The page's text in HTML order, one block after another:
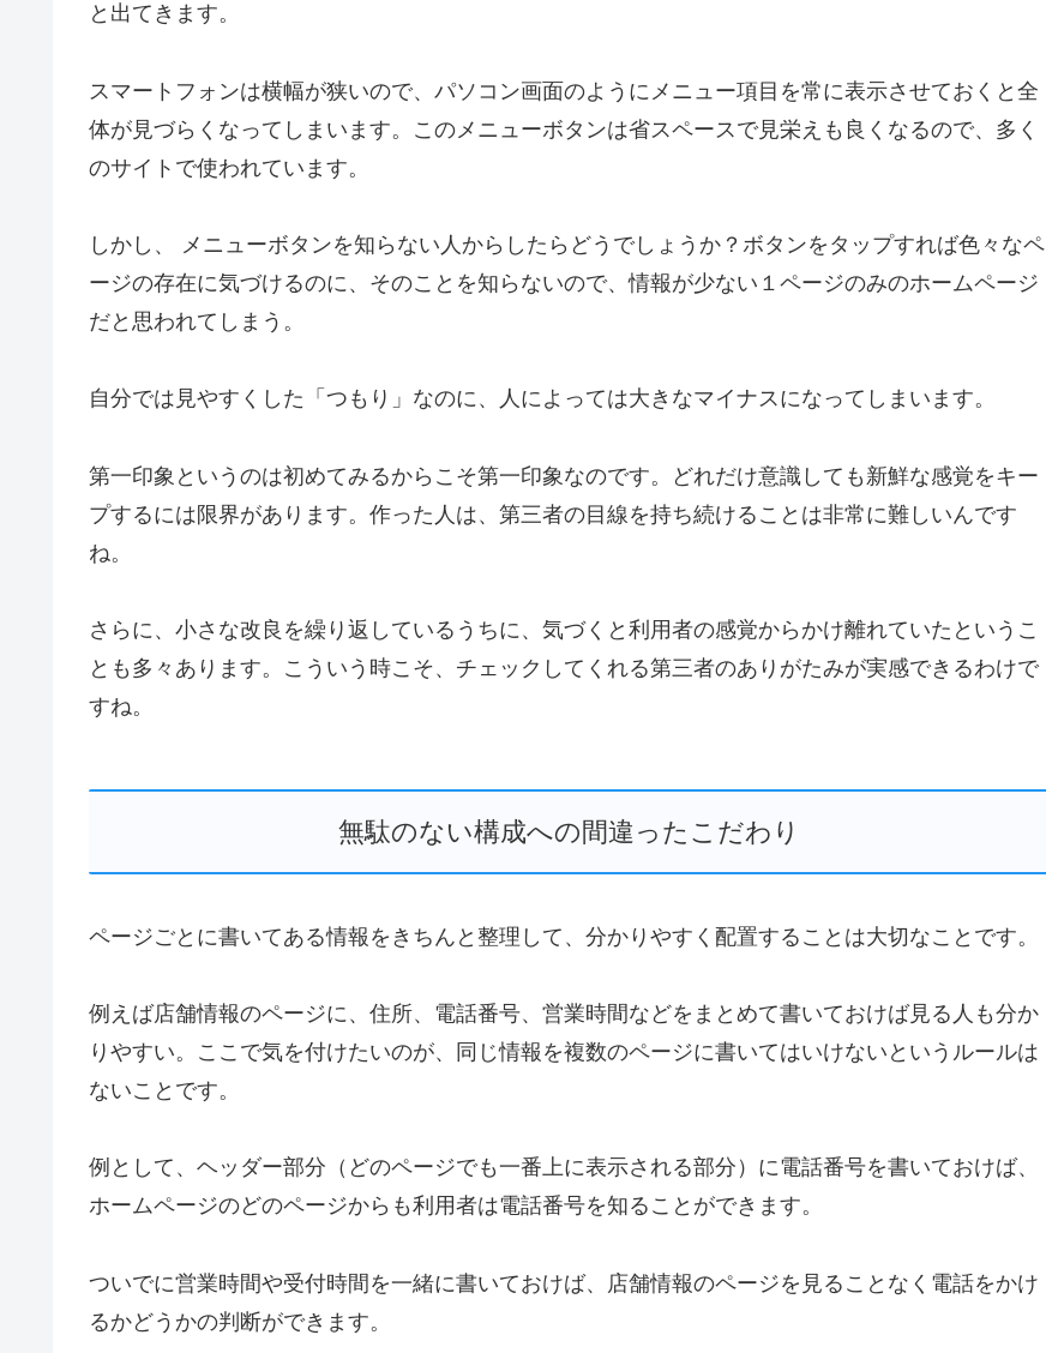
と出てきます。
スマートフォンは横幅が狭いので、パソコン画面のようにメニュー項目を常に表示させておくと全
体が見づらくなってしまいます。このメニューボタンは省スペースで見栄えも良くなるので、多く
のサイトで使われています。
しかし、 メニューボタンを知らない人からしたらどうでしょうか？ ボタンをタップすれば色々なペ
ージの存在に気づけるのに、そのことを知らないので、情報が少ない１ページのみのホームページ
だと思われてしまう。
自分では見やすくした「つもり」なのに、人によっては大きなマイナスになってしまいます。
第一印象というのは初めてみるからこそ第一印象なのです。どれだけ意識しても新鮮な感覚をキー
プするには限界があります。 作った人は、第三者の目線を持ち続けることは非常に難しいんです
ね。
さらに、小さな改良を繰り返しているうちに、気づくと利用者の感覚からかけ離れていたというこ
とも多々あります。こういう時こそ、チェックしてくれる第三者のありがたみが実感できるわけで
すね。
無駄のない構成への間違ったこだわり
ページごとに書いてある情報をきちんと整理して、分かりやすく配置することは大切なことです。
例えば店舗情報のページに、住所、電話番号、営業時間などをまとめて書いておけば見る人も分か
りやすい。ここで気を付けたいのが、
同じ情報を複数のページに書いてはいけないというルールは
ないことです。
例として、ヘッダー部分（どのページでも一番上に表示される部分）に電話番号を書いておけば、
ホームページのどのページからも利用者は電話番号を知ることができます。
ついでに営業時間や受付時間を一緒に書いておけば、店舗情報のページを見ることなく電話をかけ
るかどうかの判断ができます。